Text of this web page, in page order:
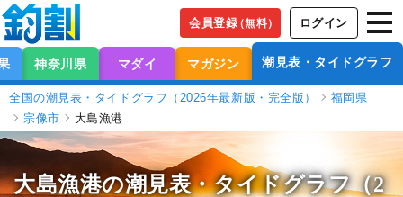
会員登録（無料） ログイン
神奈川県 マダイ マガジン 潮見表・タイドグラフ
全国の潮見表・タイドグラフ（2026年最新版・完全版）
福岡県
宗像市
大島漁港
大島漁港の潮見表・タイドグラフ（2